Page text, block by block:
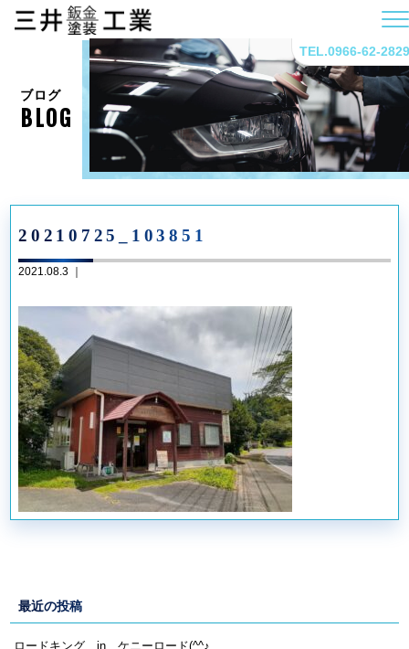
TEL.0966-62-2829
ブログ
BLOG
20210725_103851
2021.08.3 ｜
最近の投稿
ロードキング in ケニーロード(^^♪